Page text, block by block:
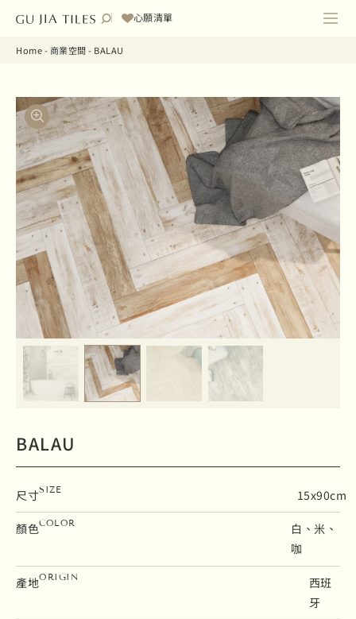
心願清單
Home-商業空間- BALAU
BALAU
尺寸SIZE 15x90cm
顏色COLOR
白、米、
咖
產地ORIGIN
西班
牙